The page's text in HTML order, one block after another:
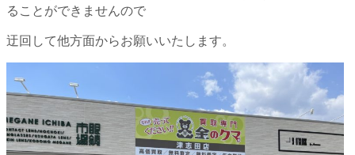
ることができませんので
迂回して他方面からお願いいたします。